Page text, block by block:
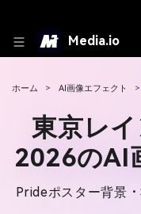
Media.io
ホーム > AI画像エフェクト >
東京レ
2026のAI
Prideポスター背景